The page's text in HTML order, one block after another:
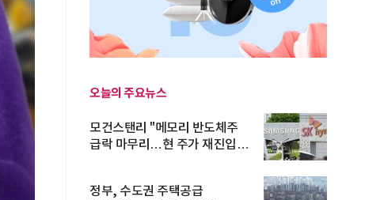
오늘의 주요뉴스
모건스탠리 "메모리 반도체주
급락 마무리…현 주가 재진입
정부, 수도권 주택공급